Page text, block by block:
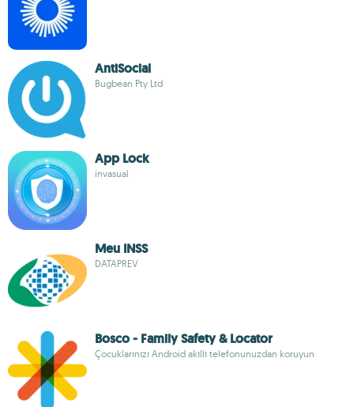
AntiSocial
Bugbean Pty Ltd
App Lock
invasual
Meu INSS
DATAPREV
Bosco - Family Safety & Locator
Çocuklarınızı Android akıllı telefonunuzdan koruyun